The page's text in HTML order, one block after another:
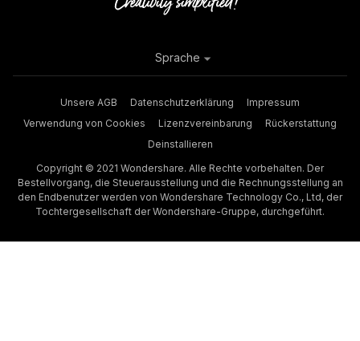
Unsere AGB Datenschutzerklärung
Impressum
Verwendung von Cookies
Lizenzvereinbarung
Rückerstattung
Deinstallieren
Copyright © 2021 Wondershare. Alle Rechte vorbehalten. Der
Bestellvorgang, die Steuerausstellung und die Rechnungsstellung an
den Endbenutzer werden von Wondershare Technology Co., Ltd, der
Tochtergesellschaft der Wondershare-Gruppe, durchgeführt.
Sprache